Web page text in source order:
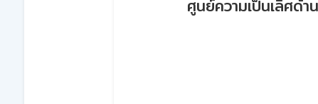
ศูนย์ความเป็นเลิศด้